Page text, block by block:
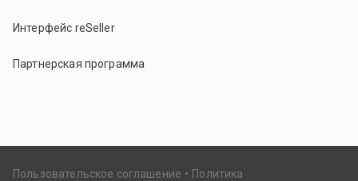
Интерфейс reSeller
Партнерская программа
Пользовательское соглашение Политика